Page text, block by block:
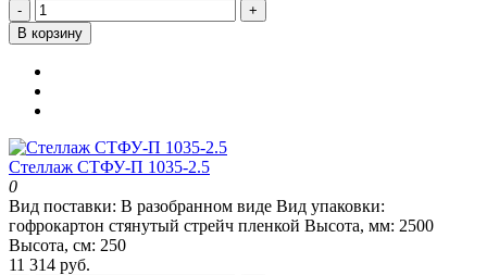
-
+
В корзину
Стеллаж СТФУ-П 1035-2.5
0
Вид поставки: В разобранном виде Вид упаковки:
гофрокартон стянутый стрейч пленкой Высота, мм: 2500
Высота, см: 250
11 314 руб.